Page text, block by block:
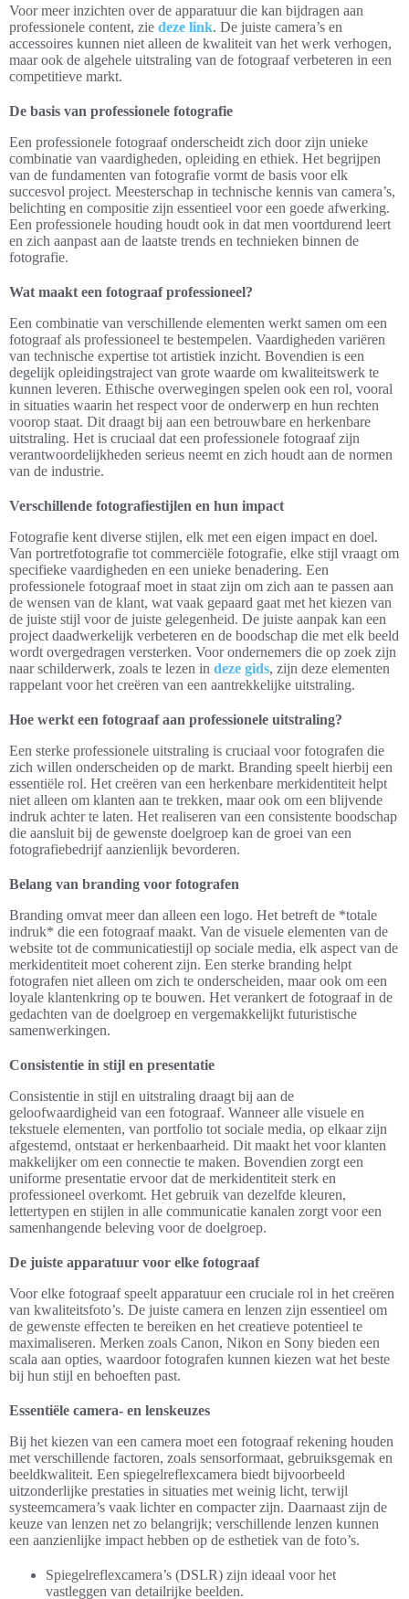
Voor meer inzichten over de apparatuur die kan bijdragen aan
professionele content, zie deze link. De juiste camera’s en
accessoires kunnen niet alleen de kwaliteit van het werk verhogen,
maar ook de algehele uitstraling van de fotograaf verbeteren in een
competitieve markt.
De basis van professionele fotografie
Een professionele fotograaf onderscheidt zich door zijn unieke
combinatie van vaardigheden, opleiding en ethiek. Het begrijpen
van de fundamenten van fotografie vormt de basis voor elk
succesvol project. Meesterschap in technische kennis van camera’s,
belichting en compositie zijn essentieel voor een goede afwerking.
Een professionele houding houdt ook in dat men voortdurend leert
en zich aanpast aan de laatste trends en technieken binnen de
fotografie.
Wat maakt een fotograaf professioneel?
Een combinatie van verschillende elementen werkt samen om een
fotograaf als professioneel te bestempelen. Vaardigheden variëren
van technische expertise tot artistiek inzicht. Bovendien is een
degelijk opleidingstraject van grote waarde om kwaliteitswerk te
kunnen leveren. Ethische overwegingen spelen ook een rol, vooral
in situaties waarin het respect voor de onderwerp en hun rechten
voorop staat. Dit draagt bij aan een betrouwbare en herkenbare
uitstraling. Het is cruciaal dat een professionele fotograaf zijn
verantwoordelijkheden serieus neemt en zich houdt aan de normen
van de industrie.
Verschillende fotografiestijlen en hun impact
Fotografie kent diverse stijlen, elk met een eigen impact en doel.
Van portretfotografie tot commerciële fotografie, elke stijl vraagt om
specifieke vaardigheden en een unieke benadering. Een
professionele fotograaf moet in staat zijn om zich aan te passen aan
de wensen van de klant, wat vaak gepaard gaat met het kiezen van
de juiste stijl voor de juiste gelegenheid. De juiste aanpak kan een
project daadwerkelijk verbeteren en de boodschap die met elk beeld
wordt overgedragen versterken. Voor ondernemers die op zoek zijn
naar schilderwerk, zoals te lezen in deze gids, zijn deze elementen
rappelant voor het creëren van een aantrekkelijke uitstraling.
Hoe werkt een fotograaf aan professionele uitstraling?
Een sterke professionele uitstraling is cruciaal voor fotografen die
zich willen onderscheiden op de markt. Branding speelt hierbij een
essentiële rol. Het creëren van een herkenbare merkidentiteit helpt
niet alleen om klanten aan te trekken, maar ook om een blijvende
indruk achter te laten. Het realiseren van een consistente boodschap
die aansluit bij de gewenste doelgroep kan de groei van een
fotografiebedrijf aanzienlijk bevorderen.
Belang van branding voor fotografen
Branding omvat meer dan alleen een logo. Het betreft de *totale
indruk* die een fotograaf maakt. Van de visuele elementen van de
website tot de communicatiestijl op sociale media, elk aspect van de
merkidentiteit moet coherent zijn. Een sterke branding helpt
fotografen niet alleen om zich te onderscheiden, maar ook om een
loyale klantenkring op te bouwen. Het verankert de fotograaf in de
gedachten van de doelgroep en vergemakkelijkt futuristische
samenwerkingen.
Consistentie in stijl en presentatie
Consistentie in stijl en uitstraling draagt bij aan de
geloofwaardigheid van een fotograaf. Wanneer alle visuele en
tekstuele elementen, van portfolio tot sociale media, op elkaar zijn
afgestemd, ontstaat er herkenbaarheid. Dit maakt het voor klanten
makkelijker om een connectie te maken. Bovendien zorgt een
uniforme presentatie ervoor dat de merkidentiteit sterk en
professioneel overkomt. Het gebruik van dezelfde kleuren,
lettertypen en stijlen in alle communicatie kanalen zorgt voor een
samenhangende beleving voor de doelgroep.
De juiste apparatuur voor elke fotograaf
Voor elke fotograaf speelt apparatuur een cruciale rol in het creëren
van kwaliteitsfoto’s. De juiste camera en lenzen zijn essentieel om
de gewenste effecten te bereiken en het creatieve potentieel te
maximaliseren. Merken zoals Canon, Nikon en Sony bieden een
scala aan opties, waardoor fotografen kunnen kiezen wat het beste
bij hun stijl en behoeften past.
Essentiële camera- en lenskeuzes
Bij het kiezen van een camera moet een fotograaf rekening houden
met verschillende factoren, zoals sensorformaat, gebruiksgemak en
beeldkwaliteit. Een spiegelreflexcamera biedt bijvoorbeeld
uitzonderlijke prestaties in situaties met weinig licht, terwijl
systeemcamera’s vaak lichter en compacter zijn. Daarnaast zijn de
keuze van lenzen net zo belangrijk; verschillende lenzen kunnen
een aanzienlijke impact hebben op de esthetiek van de foto’s.
Spiegelreflexcamera’s (DSLR) zijn ideaal voor het
vastleggen van detailrijke beelden.